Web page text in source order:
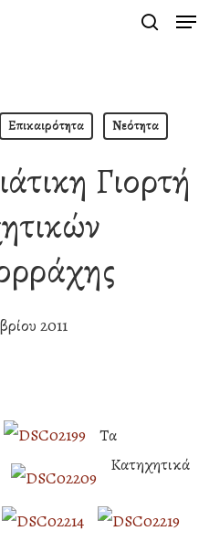
Επικαιρότητα Νεότητα
Γιορτή
2011
Τα
Κατηχητικά